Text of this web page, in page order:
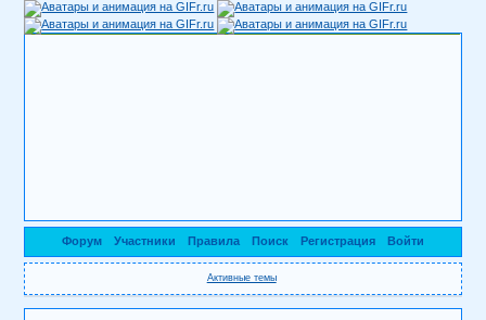
Форум Участники Правила Поиск Регистрация Войти
Активные темы